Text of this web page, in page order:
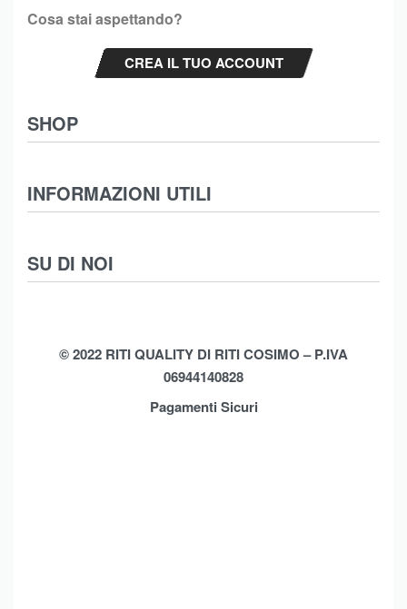
SHOP
Abbigliamento
Intimo
Moda Mare
SU DI NOI
Shop
INFORMAZIONI UTILI
Termini e Condizioni
Spedizioni
Privacy Policy
Cosa stai aspettando?
CREA IL TUO ACCOUNT
© 2022 RITI QUALITY DI RITI COSIMO – P.IVA
06944140828
Pagamenti Sicuri